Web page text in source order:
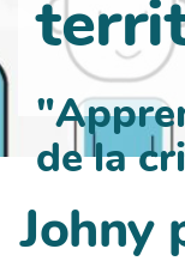
de la
Johny